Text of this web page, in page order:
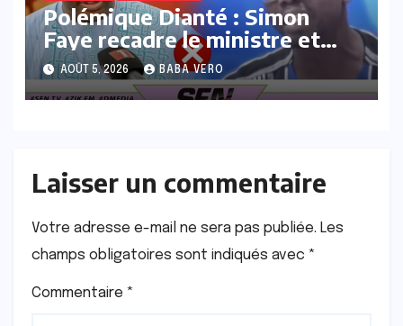
Polémique Dianté : Simon
Faye recadre le ministre et
propose des solutions pour
éviter les dérives
AOÛT 5, 2026 BABA VERO
Laisser un commentaire
Votre adresse e-mail ne sera pas publiée. Les
champs obligatoires sont indiqués avec *
Commentaire *